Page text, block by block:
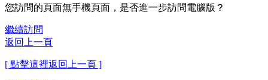
您訪問的頁面無手機頁面，是否進一步訪問電腦版？
繼續訪問
返回上一頁
[ 點擊這裡返回上一頁 ]